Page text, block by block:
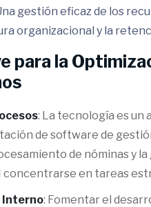
gestión eficaz de los
organizacional y la
para la
: La tecnología es un
de software de
de nóminas y
concentrarse en tareas
Interno: Fomentar el